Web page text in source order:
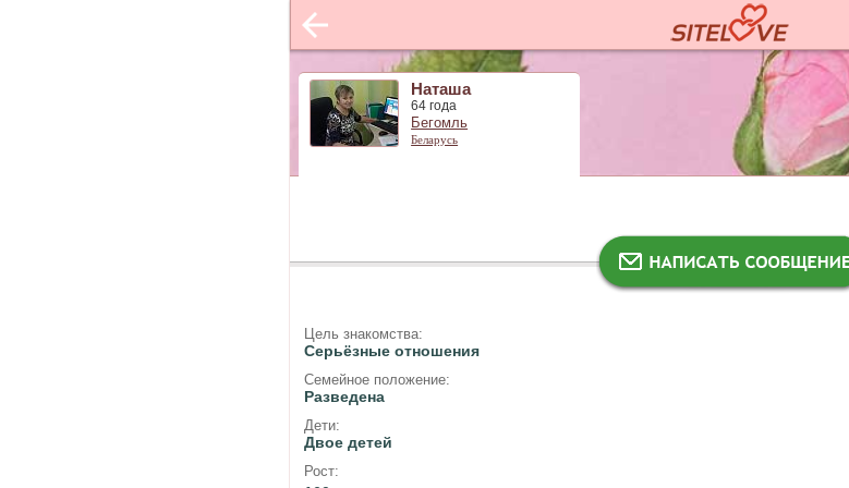
Наташа
64 года
Бегомль
Беларусь
Цель знакомства:
Серьёзные отношения
Семейное положение:
Разведена
Дети:
Двое детей
Рост: